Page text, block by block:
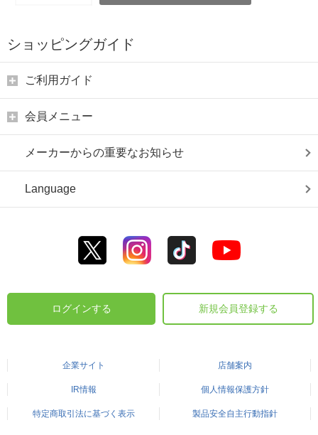
ショッピングガイド
ご利用ガイド
会員メニュー
メーカーからの重要なお知らせ
Language
ログインする 新規会員登録する
企業サイト 店舗案内
IR情報 個人情報保護方針
特定商取引法に基づく表示 製品安全自主行動指針